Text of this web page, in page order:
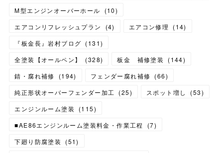
M型エンジンオーバーホール
(10)
エアコンリフレッシュプラン
(4) エアコン修理 (14)
『板金長』岩村ブログ (131)
全塗装【オールペン】
(328) 板金 補修塗装 (144)
錆・腐れ補修
(194) フェンダー腐れ補修 (66)
純正形状オーバーフェンダー加工
(25) スポット増し (53)
エンジンルーム塗装
(115)
■AE86エンジンルーム塗装料金・作業工程
(7)
下廻り防腐塗装
(51)